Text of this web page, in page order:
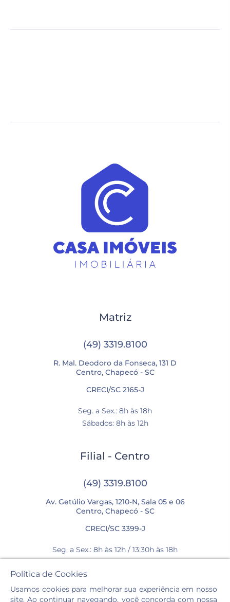
Matriz
(49) 3319.8100
R. Mal. Deodoro da Fonseca, 131 D
Centro, Chapecó - SC
CRECI/SC 2165-J
Seg. a Sex.: 8h às 18h
Sábados: 8h às 12h
Filial - Centro
(49) 3319.8100
Av. Getúlio Vargas, 1210-N, Sala 05 e 06
Centro, Chapecó - SC
CRECI/SC 3399-J
Seg. a Sex.: 8h às 12h / 13:30h às 18h
Sábados: 8h às 12h
Política de Cookies
Usamos cookies para melhorar sua experiência em nosso
site. Ao continuar navegando, você concorda com nossa